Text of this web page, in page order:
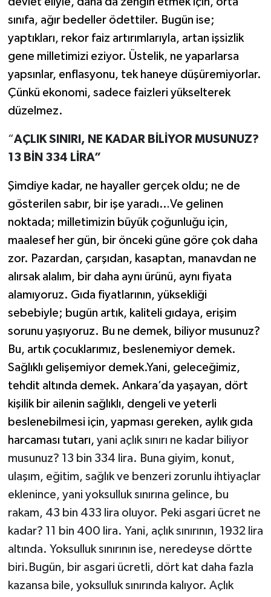
sınıfa, ağır bedeller ödettiler. Bugün ise;
yaptıkları, rekor faiz artırımlarıyla, artan işsizlik
gene milletimizi eziyor. Üstelik, ne yaparlarsa
yapsınlar, enflasyonu, tek haneye düşüremiyorlar.
Çünkü ekonomi, sadece faizleri yükselterek
düzelmez.
“AÇLIK SINIRI, NE KADAR BİLİYOR MUSUNUZ?
13 BİN 334 LİRA”
Şimdiye kadar, ne hayaller gerçek oldu; ne de
gösterilen sabır, bir işe yaradı…Ve gelinen
noktada; milletimizin büyük çoğunluğu için,
maalesef her gün, bir önceki güne göre çok daha
zor. Pazardan, çarşıdan, kasaptan, manavdan ne
alırsak alalım, bir daha aynı ürünü, aynı fiyata
alamıyoruz. Gıda fiyatlarının, yüksekliği
sebebiyle; bugün artık, kaliteli gıdaya, erişim
sorunu yaşıyoruz. Bu ne demek, biliyor musunuz?
Bu, artık çocuklarımız, beslenemiyor demek.
Sağlıklı gelişemiyor demek.Yani, geleceğimiz,
tehdit altında demek. Ankara’da yaşayan, dört
kişilik bir ailenin sağlıklı, dengeli ve yeterli
beslenebilmesi için, yapması gereken, aylık gıda
harcaması tutarı, yani açlık sınırı ne kadar biliyor
musunuz? 13 bin 334 lira. Buna giyim, konut,
ulaşım, eğitim, sağlık ve benzeri zorunlu ihtiyaçlar
eklenince, yani yoksulluk sınırına gelince, bu
rakam, 43 bin 433 lira oluyor. Peki asgari ücret ne
kadar? 11 bin 400 lira. Yani, açlık sınırının, 1932 lira
altında. Yoksulluk sınırının ise, neredeyse dörtte
biri.Bugün, bir asgari ücretli, dört kat daha fazla
kazansa bile, yoksulluk sınırında kalıyor. Açlık